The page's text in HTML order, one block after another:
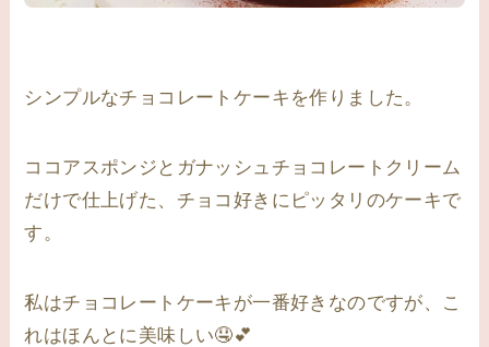
シンプルなチョコレートケーキを作りました。
ココアスポンジとガナッシュチョコレートクリーム
だけで仕上げた、チョコ好きにピッタリのケーキで
す。
私はチョコレートケーキが一番好きなのですが、こ
れはほんとに美味しい🤤💕